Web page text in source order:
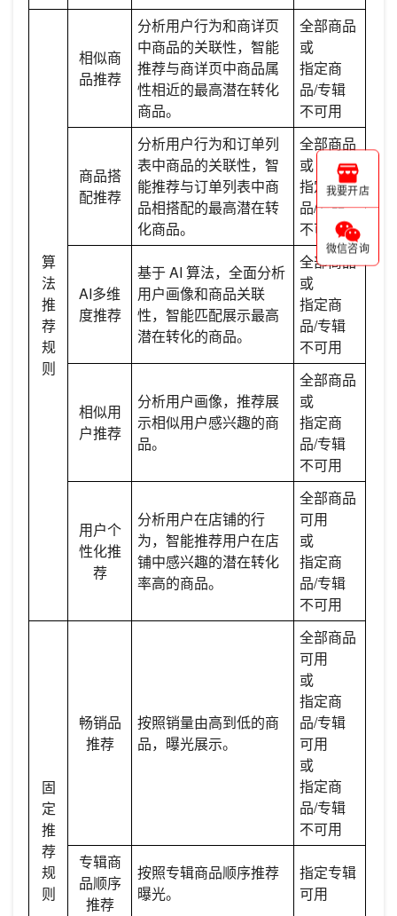
算
法
推
荐
规
则
相似商
品推荐
分析用户行为和商详页
中商品的关联性，智能
推荐与商详页中商品属
性相近的最高潜在转化
商品。
全部商品
或
指定商
品/专辑
不可用
商品搭
配推荐
分析用户行为和订单列
表中商品的关联性，智
能推荐与订单列表中商
品相搭配的最高潜在转
化商品。
全部商品
或
指定商
品/专辑
不可用
AI多维
度推荐
基于 AI 算法，全面分析
用户画像和商品关联
性，智能匹配展示最高
潜在转化的商品。
全部商品
或
指定商
品/专辑
不可用
相似用
户推荐
分析用户画像，推荐展
示相似用户感兴趣的商
品。
全部商品
或
指定商
品/专辑
不可用
用户个
性化推
荐
分析用户在店铺的行
为，智能推荐用户在店
铺中感兴趣的潜在转化
率高的商品。
全部商品
可用
或
指定商
品/专辑
不可用
固
定
推
荐
规
则
畅销品
推荐
按照销量由高到低的商
品，曝光展示。
全部商品
可用
或
指定商
品/专辑
可用
或
指定商
品/专辑
不可用
专辑商
品顺序
推荐
按照专辑商品顺序推荐
曝光。
指定专辑
可用
我要开店
微信咨询